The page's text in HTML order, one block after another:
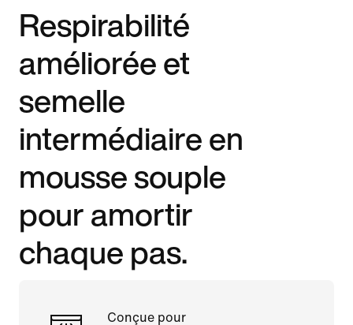
Respirabilité
améliorée et
semelle
intermédiaire en
mousse souple
pour amortir
chaque pas.
Conçue pour